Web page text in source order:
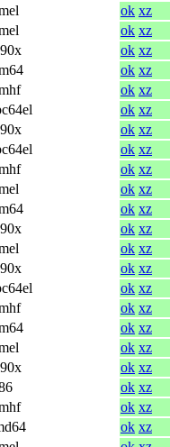
ok xz
ok xz
ok xz
ok xz
ok xz
ok xz
ok xz
ok xz
ok xz
ok xz
ok xz
ok xz
ok xz
ok xz
ok xz
ok xz
ok xz
ok xz
ok xz
ok xz
ok xz
ok xz